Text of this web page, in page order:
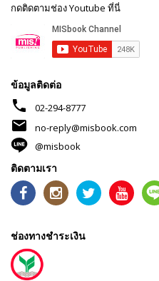
กดติดตามช่อง Youtube ที่นี่
ข้อมูลติดต่อ
phone 02-294-8777
mail
no-reply@misbook.com
@misbook
ติดตามเรา
ช่องทางชำระเงิน